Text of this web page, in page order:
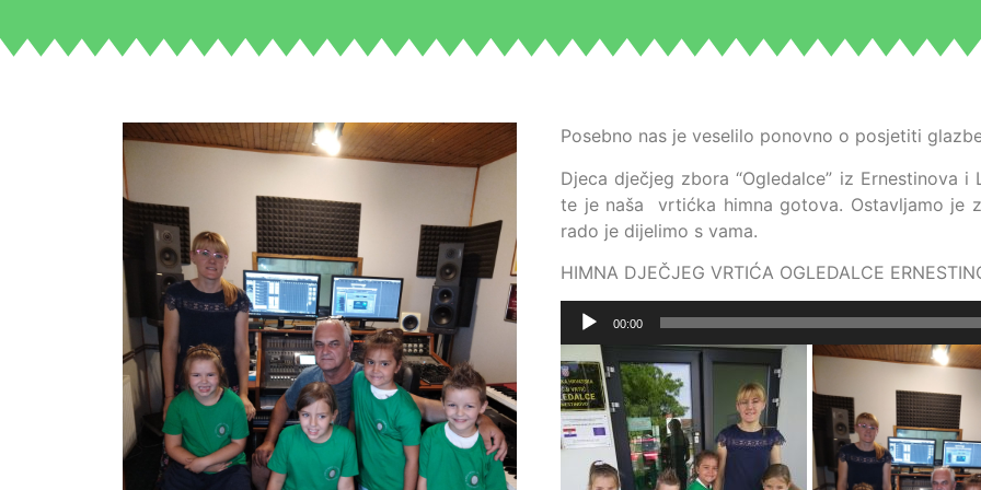
Posebno nas je veselilo ponovno o posjetiti
Djeca dječjeg zbora “Ogledalce” iz Ernestinova
te je naša vrtićka himna gotova. Ostavljamo je
rado je dijelimo s vama.
HIMNA DJEČJEG VRTIĆA OGLEDALCE
Reproduktor
audiozapisa
00:00